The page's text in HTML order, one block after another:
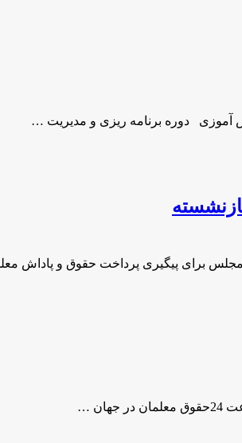
آموزی دوره برنامه ریزی و مدیریت …
مجلس برای پیگیری پرداخت حقوق و پاداش